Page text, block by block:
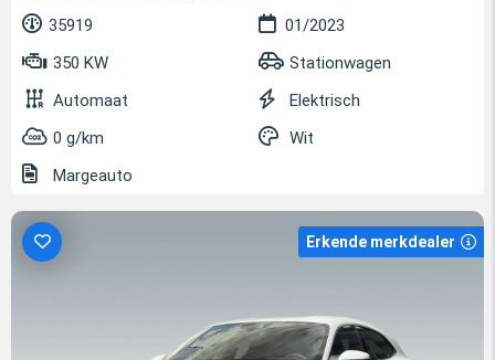
35919
01/2023
350 KW
Stationwagen
Automaat
Elektrisch
0 g/km
Wit
Margeauto
Erkende merkdealer